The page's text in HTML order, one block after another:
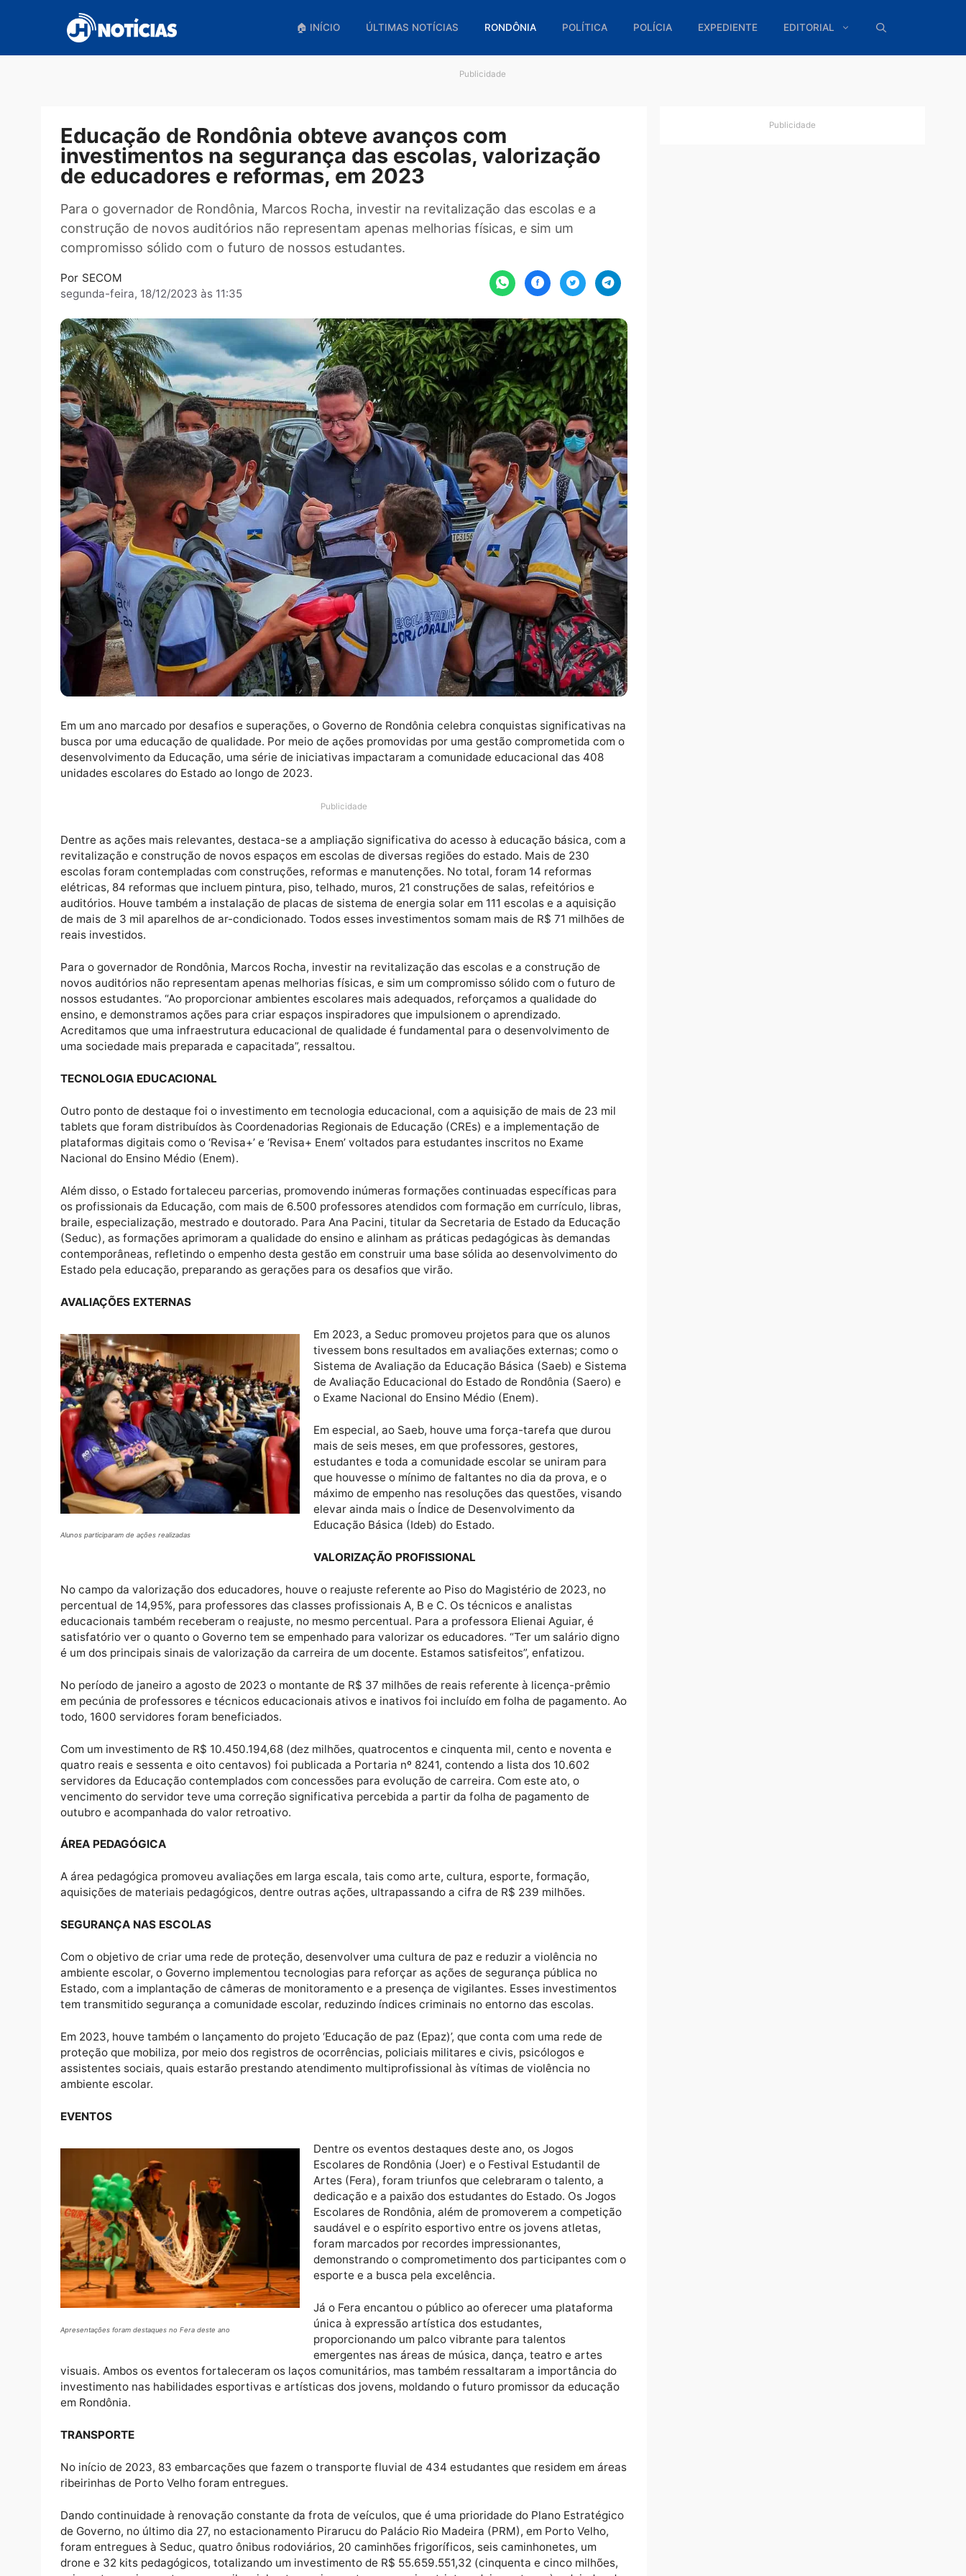
conteúdo
🏠 INÍCIO ÚLTIMAS NOTÍCIAS RONDÔNIA POLÍTICA POLÍCIA EXPEDIENTE EDITORIAL
Educação de Rondônia obteve avanços com
investimentos na segurança das escolas, valorização
de educadores e reformas, em 2023
Para o governador de Rondônia, Marcos Rocha, investir na revitalização das escolas e a
construção de novos auditórios não representam apenas melhorias físicas, e sim um
compromisso sólido com o futuro de nossos estudantes.
segunda-feira, 18/12/2023 às 11:35
Em um ano marcado por desafios e superações, o Governo de Rondônia celebra conquistas significativas na
desenvolvimento da Educação, uma série de iniciativas impactaram a comunidade educacional das 408
unidades escolares do Estado ao longo de 2023.
Publicidade
Dentre as ações mais relevantes, destaca-se a ampliação significativa do acesso à educação básica, com a
escolas foram contempladas com construções, reformas e manutenções. No total, foram 14 reformas
elétricas, 84 reformas que incluem pintura, piso, telhado, muros, 21 construções de salas, refeitórios e
auditórios. Houve também a instalação de placas de sistema de energia solar em 111 escolas e a aquisição
de mais de 3 mil aparelhos de ar-condicionado. Todos esses investimentos somam mais de R$ 71 milhões de
reais investidos.
Para o governador de Rondônia, Marcos Rocha, investir na revitalização das escolas e a construção de
nossos estudantes. “Ao proporcionar ambientes escolares mais adequados, reforçamos a qualidade do
ensino, e demonstramos ações para criar espaços inspiradores que impulsionem o aprendizado.
Acreditamos que uma infraestrutura educacional de qualidade é fundamental para o desenvolvimento de
uma sociedade mais preparada e capacitada”, ressaltou.
TECNOLOGIA EDUCACIONAL
Outro ponto de destaque foi o investimento em tecnologia educacional, com a aquisição de mais de 23 mil
tablets que foram distribuídos às Coordenadorias Regionais de Educação (CREs) e a implementação de
plataformas digitais como o ‘Revisa+’ e ‘Revisa+ Enem’ voltados para estudantes inscritos no Exame
os profissionais da Educação, com mais de 6.500 professores atendidos com formação em currículo, libras,
braile, especialização, mestrado e doutorado. Para Ana Pacini, titular da Secretaria de Estado da Educação
(Seduc), as formações aprimoram a qualidade do ensino e alinham as práticas pedagógicas às demandas
contemporâneas, refletindo o empenho desta gestão em construir uma base sólida ao desenvolvimento do
Estado pela educação, preparando as gerações para os desafios que virão.
AVALIAÇÕES EXTERNAS
Alunos participaram de ações realizadas
Em 2023, a Seduc promoveu projetos para que os alunos
tivessem bons resultados em avaliações externas; como o
Sistema de Avaliação da Educação Básica (Saeb) e Sistema
de Avaliação Educacional do Estado de Rondônia (Saero) e
o Exame Nacional do Ensino Médio (Enem).
Em especial, ao Saeb, houve uma força-tarefa que durou
mais de seis meses, em que professores, gestores,
estudantes e toda a comunidade escolar se uniram para
que houvesse o mínimo de faltantes no dia da prova, e o
máximo de empenho nas resoluções das questões, visando
elevar ainda mais o Índice de Desenvolvimento da
Educação Básica (Ideb) do Estado.
No campo da valorização dos educadores, houve o reajuste referente ao Piso do Magistério de 2023, no
percentual de 14,95%, para professores das classes profissionais A, B e C. Os técnicos e analistas
educacionais também receberam o reajuste, no mesmo percentual. Para a professora Elienai Aguiar, é
satisfatório ver o quanto o Governo tem se empenhado para valorizar os educadores. “Ter um salário digno
é um dos principais sinais de valorização da carreira de um docente. Estamos satisfeitos”, enfatizou.
No período de janeiro a agosto de 2023 o montante de R$ 37 milhões de reais referente à licença-prêmio
em pecúnia de professores e técnicos educacionais ativos e inativos foi incluído em folha de pagamento. Ao
quatro reais e sessenta e oito centavos) foi publicada a Portaria nº 8241, contendo a lista dos 10.602
servidores da Educação contemplados com concessões para evolução de carreira. Com este ato, o
vencimento do servidor teve uma correção significativa percebida a partir da folha de pagamento de
outubro e acompanhada do valor retroativo.
ÁREA PEDAGÓGICA
A área pedagógica promoveu avaliações em larga escala, tais como arte, cultura, esporte, formação,
Com o objetivo de criar uma rede de proteção, desenvolver uma cultura de paz e reduzir a violência no
ambiente escolar, o Governo implementou tecnologias para reforçar as ações de segurança pública no
Estado, com a implantação de câmeras de monitoramento e a presença de vigilantes. Esses investimentos
tem transmitido segurança a comunidade escolar, reduzindo índices criminais no entorno das escolas.
Em 2023, houve também o lançamento do projeto ‘Educação de paz (Epaz)’, que conta com uma rede de
proteção que mobiliza, por meio dos registros de ocorrências, policiais militares e civis, psicólogos e
assistentes sociais, quais estarão prestando atendimento multiprofissional às vítimas de violência no
Dentre os eventos destaques deste ano, os Jogos
saudável e o espírito esportivo entre os jovens atletas,
demonstrando o comprometimento dos participantes com o
esporte e a busca pela excelência.
Já o Fera encantou o público ao oferecer uma plataforma